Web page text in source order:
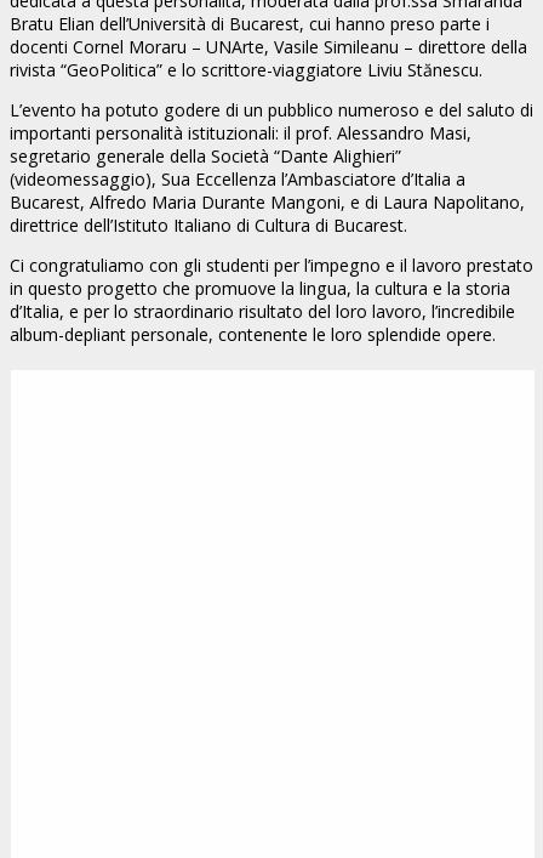
Bratu Elian dell’Università di Bucarest, cui hanno preso parte i
docenti Cornel Moraru – UNArte, Vasile Simileanu – direttore della
rivista “GeoPolitica” e lo scrittore-viaggiatore Liviu Stănescu.
L’evento ha potuto godere di un pubblico numeroso e del saluto di
importanti personalità istituzionali: il prof. Alessandro Masi,
segretario generale della Società “Dante Alighieri”
(videomessaggio), Sua Eccellenza l’Ambasciatore d’Italia a
Bucarest, Alfredo Maria Durante Mangoni, e di Laura Napolitano,
direttrice dell’Istituto Italiano di Cultura di Bucarest.
Ci congratuliamo con gli studenti per l’impegno e il lavoro prestato
in questo progetto che promuove la lingua, la cultura e la storia
d’Italia, e per lo straordinario risultato del loro lavoro, l’incredibile
album-depliant personale, contenente le loro splendide opere.